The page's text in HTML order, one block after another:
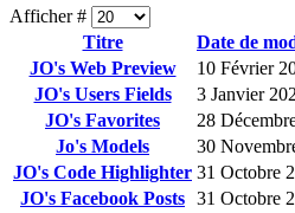
Afficher #
Titre
Date de
JO's Web Preview
10 Février
JO's Users Fields
3 Janvier
JO's Favorites
28
Jo's Models
30
JO's Code Highlighter 31 Octobre
JO's Facebook Posts 31 Octobre